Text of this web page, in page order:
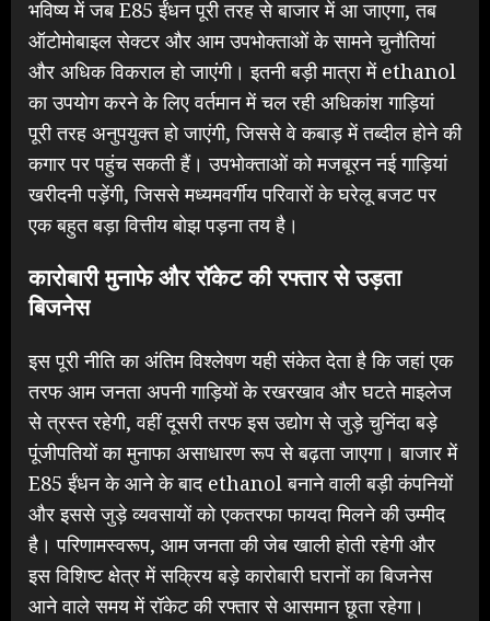
भविष्य में जब E85 ईंधन पूरी तरह से बाजार में आ जाएगा, तब
ऑटोमोबाइल सेक्टर और आम उपभोक्ताओं के सामने चुनौतियां
और अधिक विकराल हो जाएंगी। इतनी बड़ी मात्रा में ethanol
का उपयोग करने के लिए वर्तमान में चल रही अधिकांश गाड़ियां
पूरी तरह अनुपयुक्त हो जाएंगी, जिससे वे कबाड़ में तब्दील होने की
कगार पर पहुंच सकती हैं। उपभोक्ताओं को मजबूरन नई गाड़ियां
खरीदनी पड़ेंगी, जिससे मध्यमवर्गीय परिवारों के घरेलू बजट पर
एक बहुत बड़ा वित्तीय बोझ पड़ना तय है।
कारोबारी मुनाफे और रॉकेट की रफ्तार से उड़ता
बिजनेस
इस पूरी नीति का अंतिम विश्लेषण यही संकेत देता है कि जहां एक
तरफ आम जनता अपनी गाड़ियों के रखरखाव और घटते माइलेज
से त्रस्त रहेगी, वहीं दूसरी तरफ इस उद्योग से जुड़े चुनिंदा बड़े
पूंजीपतियों का मुनाफा असाधारण रूप से बढ़ता जाएगा। बाजार में
E85 ईंधन के आने के बाद ethanol बनाने वाली बड़ी कंपनियों
और इससे जुड़े व्यवसायों को एकतरफा फायदा मिलने की उम्मीद
है। परिणामस्वरूप, आम जनता की जेब खाली होती रहेगी और
इस विशिष्ट क्षेत्र में सक्रिय बड़े कारोबारी घरानों का बिजनेस
आने वाले समय में रॉकेट की रफ्तार से आसमान छूता रहेगा।